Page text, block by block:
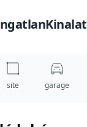
site garage